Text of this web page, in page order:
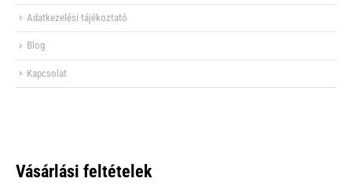
Adatkezelési tájékoztató
Blog
Kapcsolat
Vásárlási feltételek